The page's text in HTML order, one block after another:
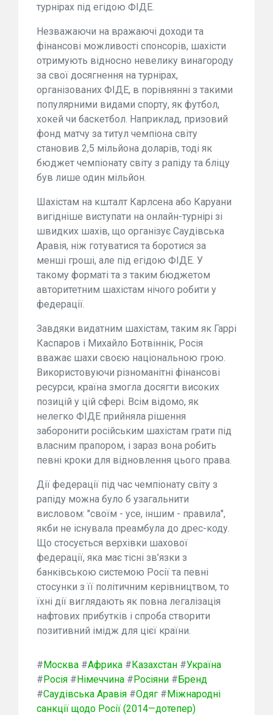
турнірах під егідою ФІДЕ.
Незважаючи на вражаючі доходи та
фінансові можливості спонсорів, шахісти
отримують відносно невелику винагороду
за свої досягнення на турнірах,
організованих ФІДЕ, в порівнянні з такими
популярними видами спорту, як футбол,
хокей чи баскетбол. Наприклад, призовий
фонд матчу за титул чемпіона світу
становив 2,5 мільйона доларів, тоді як
бюджет чемпіонату світу з рапіду та бліцу
був лише один мільйон.
Шахістам на кшталт Карлсена або Каруани
вигідніше виступати на онлайн-турнірі зі
швидких шахів, що організує Саудівська
Аравія, ніж готуватися та боротися за
менші гроші, але під егідою ФІДЕ. У
такому форматі та з таким бюджетом
авторитетним шахістам нічого робити у
федерації.
Завдяки видатним шахістам, таким як Гаррі
Каспаров і Михайло Ботвіннік, Росія
вважає шахи своєю національною грою.
Використовуючи різноманітні фінансові
ресурси, країна змогла досягти високих
позицій у цій сфері. Всім відомо, як
нелегко ФІДЕ прийняла рішення
заборонити російським шахістам грати під
власним прапором, і зараз вона робить
певні кроки для відновлення цього права.
Дії федерації під час чемпіонату світу з
рапіду можна було б узагальнити
висловом: "своїм - усе, іншим - правила",
якби не існувала преамбула до дрес-коду.
Що стосується верхівки шахової
федерації, яка має тісні зв’язки з
банківською системою Росії та певні
стосунки з її політичним керівництвом, то
їхні дії виглядають як повна легалізація
нафтових прибутків і спроба створити
позитивний імідж для цієї країни.
#Москва #Африка #Казахстан #Україна
#Росія #Німеччина #Росіяни #Бренд
#Саудівська Аравія #Одяг #Міжнародні
санкції щодо Росії (2014—дотепер)